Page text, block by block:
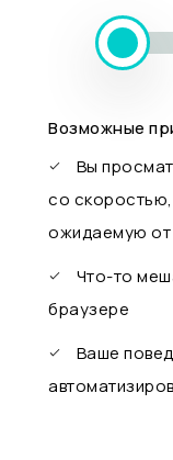
Возможные
Вы
со
ожидаемую от
Что-то
браузере
Ваше